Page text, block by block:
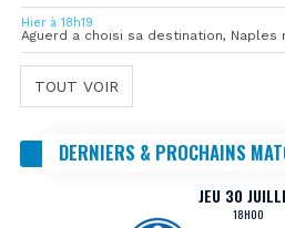
Hier à 18h19
Aguerd a choisi sa destination,
TOUT VOIR
DERNIERS & PROCHAINS
JEU 30
18H00